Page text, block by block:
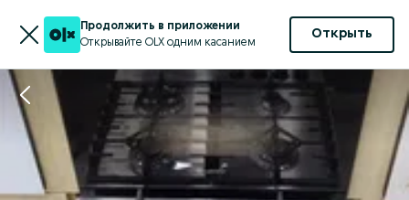
Продолжить в приложении
Открывайте OLX одним касанием
Открыть